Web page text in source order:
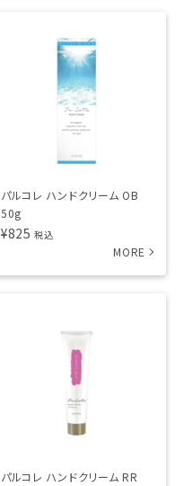
パルコレ ハンドクリーム OB
50g
¥825 税込
パルコレ ハンドクリーム RR